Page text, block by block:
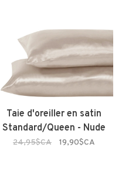
Taie d'oreiller en satin
Standard/Queen - Nude
24,95$CA 19,90$CA